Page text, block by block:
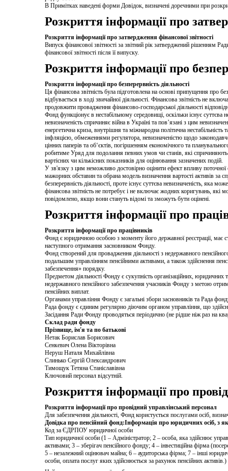
В Примітках наведені форми Довідок, визначені доречними при
Розкриття інформації про
Розкриття інформації про затвердження фінансової звітності
Випуск фінансової звітності за звітний рік затверджений рішенням
фінансової звітності після її випуску.
Розкриття інформації про
Розкриття інформації про безперервність діяльності
Ця фінансова звітність була підготовлена на основі припущення про
відбувається в ході звичайної діяльності. Фінансова звітність не
продовжити провадження фінансово-господарської діяльності
Фонд функціонує в нестабільному середовищі, оскільки існує
невизначеність спричиняє війна в Україні та пов’язані з цим
енергетична криза, внутрішня та міжнародна політична
інфляцією, обмеженнями регулятора, невизначеністю щодо
цінних паперів та об‘єктів, погіршенням економічного та
робитиме Уряд для подолання певних умов чи станів, які спричиняють
вартісних чи кількісних показників для оцінювання зазначених подій.
У зв'язку з цим неможливо достовірно оцінити ефект впливу поточної
мажорних обставин та обрана модель визначення вартості активів
безперервність діяльності, проте існує суттєва невизначеність, яка
фінансова звітність не потребує і не включає жодних коригувань, які
повідомлено, якщо вони стануть відомі та зможуть бути оцінені.
Розкриття інформації про
Розкриття інформації про працівників
Фонд є юридичною особою з моменту його державної реєстрації, має
наступного отримання засновником Фонду.
Фонд створений для провадження діяльності з недержавного
подальшим управлінням пенсійними активами, а також здійснення
забезпечення» порядку.
Предметом діяльності Фонду є сукупність організаційних,
недержавного пенсійного забезпечення учасників Фонду з метою
пенсійних виплат.
Органами управління Фонду є загальні збори засновників та Рада
Рада фонду є єдиним регулярно діючим органом управління, що
Засідання Ради Фонду проводяться періодично (не рідше ніж раз на
Склад ради фонду
Прізвище, ім'я та по батькові
Нетак Борислав Борисович
Сенкевич Олена Вікторівна
Неруш Наталя Михайлівна
Слинько Сергій Олександрович
Тимощук Тетяна Станіславівна
Ключовий персонал відсутній.
Розкриття інформації про
Розкриття інформації про провідний управлінський персонал
Для забезпечення діяльності, Фонд користується послугами осіб,
Довідка про пенсійний фонд:Інформація про юридичних осіб, з
Код за ЄДРПОУ юридичної особи
Тип юридичної особи (1 – Адміністратор; 2 – особа, яка здійснює
активами; 3 – зберігач пенсійного фонду; 4 – інвестиційна фірма
5 – незалежний оцінювач майна; 6 – аудиторська фірма; 7 – інші
особи, оплата послуг яких здійснюється за рахунок пенсійних активів.)